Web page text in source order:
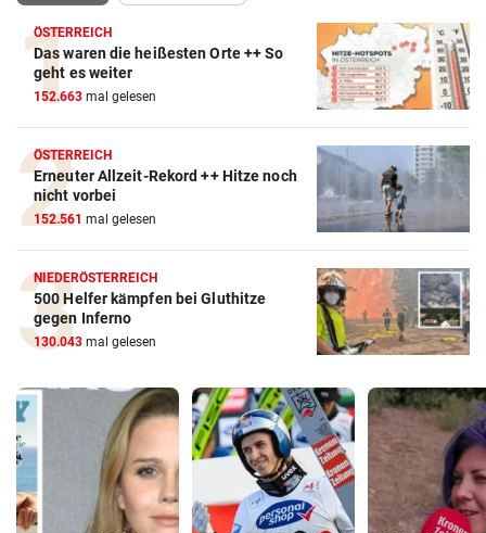
ÖSTERREICH
Das waren die heißesten Orte ++ So
geht es weiter
152.663 mal gelesen
ÖSTERREICH
Erneuter Allzeit-Rekord ++ Hitze noch
nicht vorbei
152.561 mal gelesen
NIEDERÖSTERREICH
500 Helfer kämpfen bei Gluthitze
gegen Inferno
130.043 mal gelesen